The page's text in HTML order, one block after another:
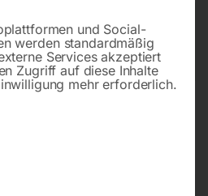
40,00
gelten für Österreich.
und Social-
werden standardmäßig
Services akzeptiert
Zugriff auf diese Inhalte
mehr erforderlich.